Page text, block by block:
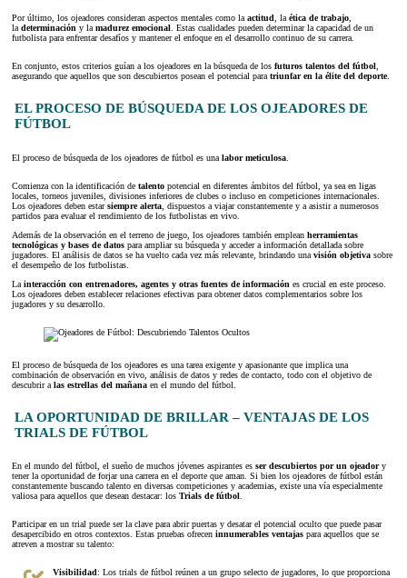
Por último, los ojeadores consideran aspectos mentales como la actitud , la ética de trabajo
la determinación y la madurez emocional . Estas cualidades pueden determinar la capacidad de un
futbolista para enfrentar desafíos y mantener el enfoque en el desarrollo continuo de su carrera.
En conjunto, estos criterios guían a los ojeadores en la búsqueda de los futuros talentos del fútbol
asegurando que aquellos que son descubiertos posean el potencial para triunfar en la élite del deporte.
EL PROCESO DE BÚSQUEDA DE LOS OJEADORES DE
FÚTBOL
El proceso de búsqueda de los ojeadores de fútbol es una labor meticulosa
Comienza con la identificación de talento potencial en diferentes ámbitos del fútbol, ya sea en ligas
locales, torneos juveniles, divisiones inferiores de clubes o incluso en competiciones internacionales.
Los ojeadores deben estarsiempre alerta , dispuestos a viajar constantemente y a asistir a numerosos
partidos para evaluar el rendimiento de los futbolistas en vivo.
Además de la observación en el terreno de juego, los ojeadores también emplean herramientas
tecnológicas y bases de datos para ampliar su búsqueda y acceder a información detallada sobre
jugadores. El análisis de datos se ha vuelto cada vez más relevante, brindando una visión objetiva sobre
el desempeño de los futbolistas.
La interacción con entrenadores, agentes y otras fuentes de información es crucial en este proceso.
Los ojeadores deben establecer relaciones efectivas para obtener datos complementarios sobre los
jugadores y su desarrollo.
El proceso de búsqueda de los ojeadores es una tarea exigente y apasionante que implica una
combinación de observación en vivo, análisis de datos y redes de contacto, todo con el objetivo de
descubrir a las estrellas del mañana en el mundo del fútbol.
LA OPORTUNIDAD DE BRILLAR – VENTAJAS DE LOS
TRIALS DE FÚTBOL
En el mundo del fútbol, el sueño de muchos jóvenes aspirantes es ser descubiertos por un ojeadory
tener la oportunidad de forjar una carrera en el deporte que aman. Si bien los ojeadores de fútbol están
constantemente buscando talento en diversas competiciones y academias, existe una vía especialmente
valiosa para aquellos que desean destacar: los Trials de fútbol.
Participar en un trial puede ser la clave para abrir puertas y desatar el potencial oculto que puede pasar
desapercibido en otros contextos. Estas pruebas ofrecen innumerables ventajas para aquellos que se
atreven a mostrar su talento:
Visibilidad: Los trials de fútbol reúnen a un grupo selecto de jugadores, lo que proporciona